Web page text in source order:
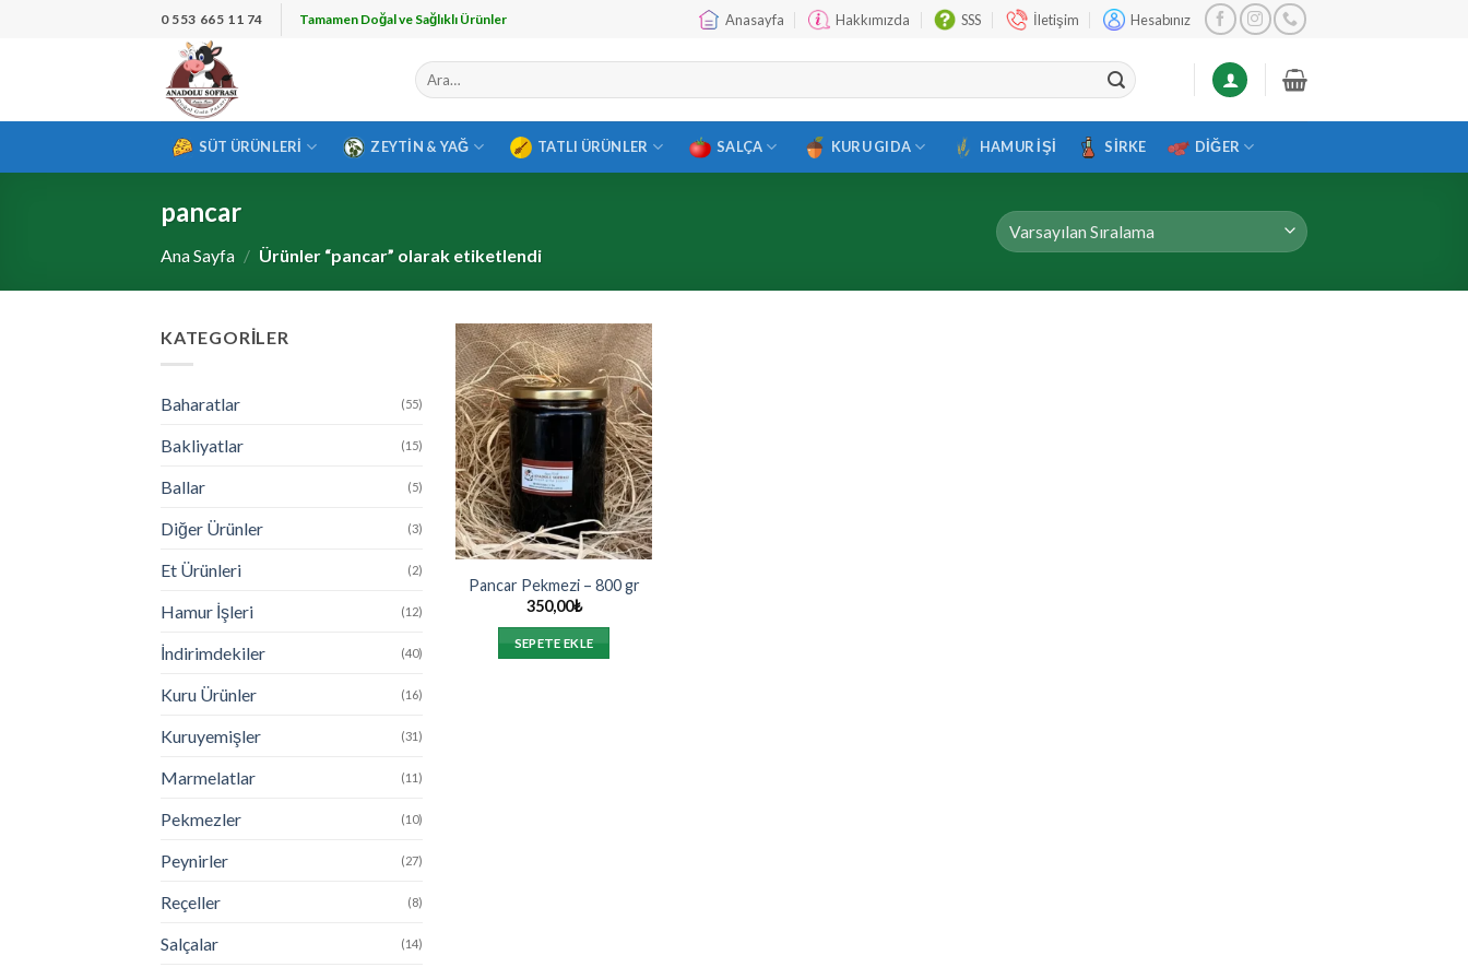
0 553 665 11 74 Tamamen Doğal ve Sağlıklı Ürünler Anasayfa Hakkımızda SSS İletişim Hesabınız
Ara:
SÜT ÜRÜNLERI ZEYTIN & YAĞ TATLI ÜRÜNLER SALÇA KURU GIDA HAMUR İŞI SIRKE DIĞER
pancar
Ana Sayfa / Ürünler “pancar” olarak etiketlendi
KATEGORILER
Baharatlar (55)
Bakliyatlar (15)
Ballar (5)
Diğer Ürünler (3)
Et Ürünleri (2)
Hamur İşleri (12)
İndirimdekiler (40)
Kuru Ürünler (16)
Kuruyemişler (31)
Marmelatlar (11)
Pekmezler (10)
Peynirler (27)
Reçeller (8)
Salçalar (14)
Pancar Pekmezi – 800 gr
350,00₺
SEPETE EKLE